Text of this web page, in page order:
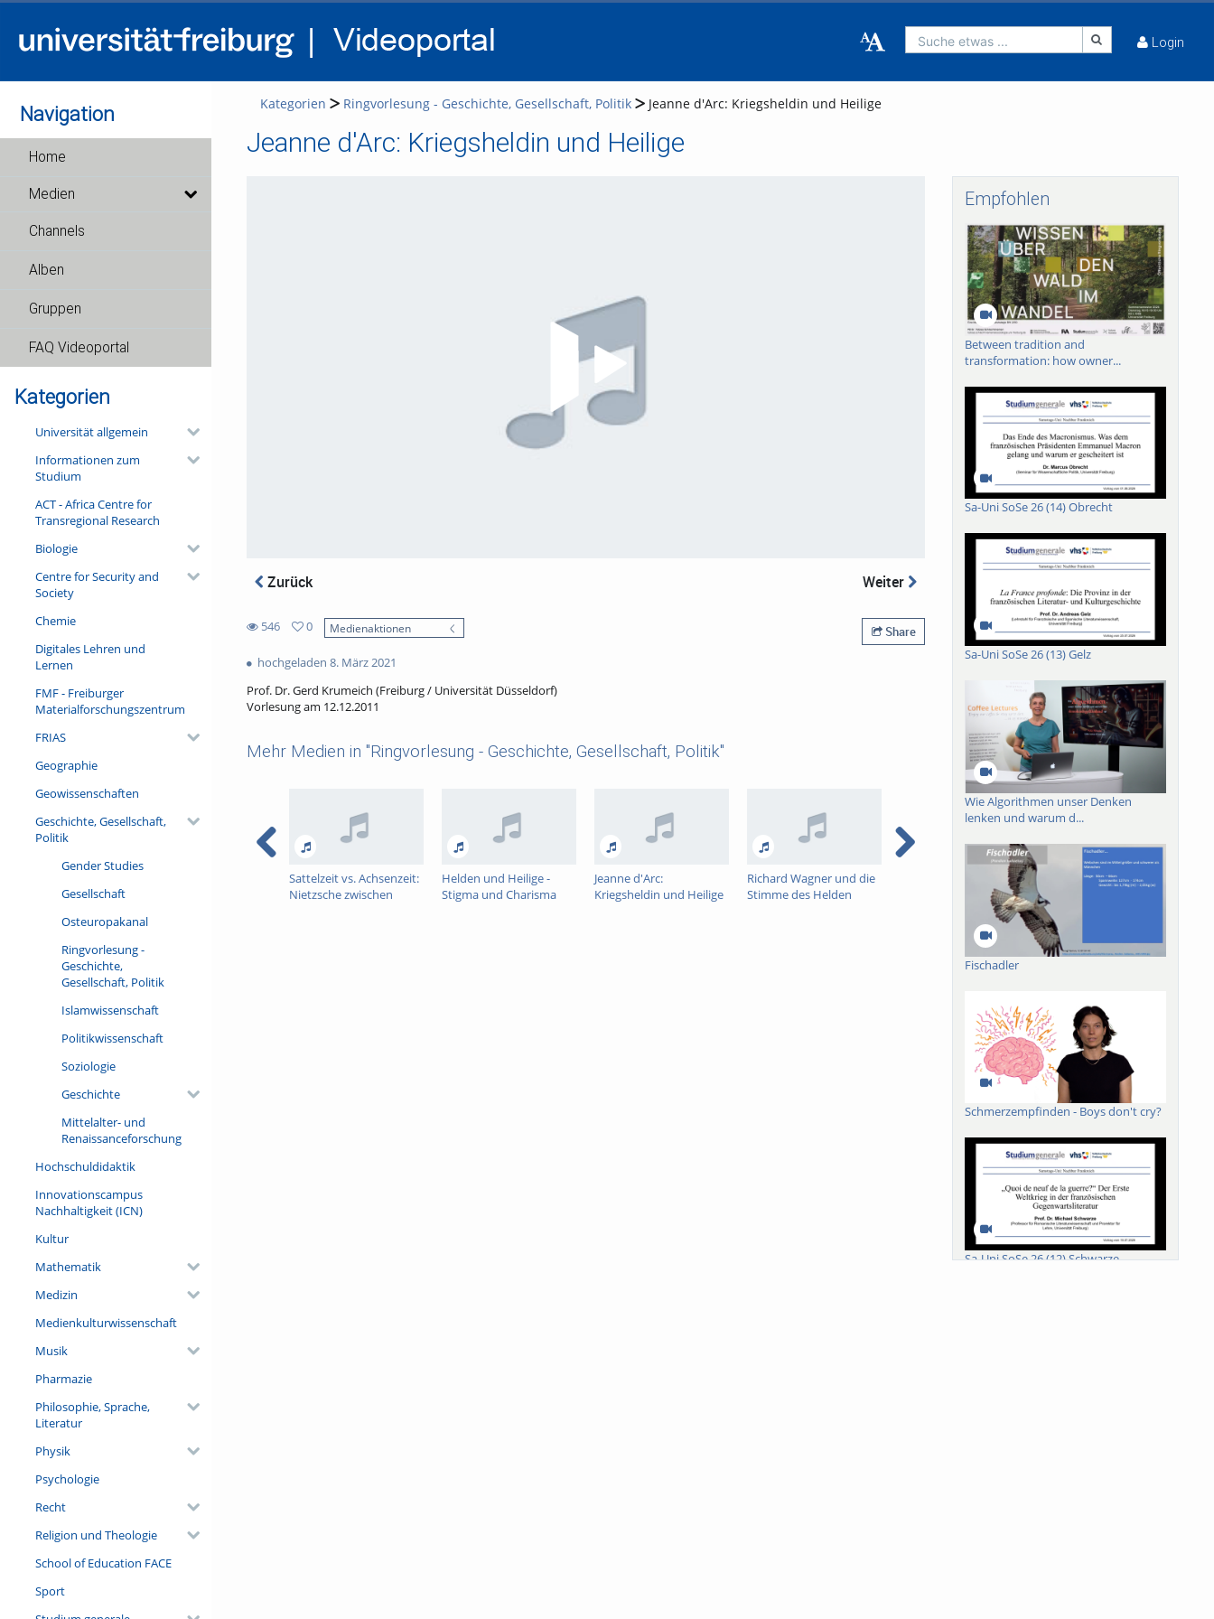
Suche etwas ... Login
Navigation
Home
Medien
Channels
Alben
Gruppen
FAQ Videoportal
Kategorien
Universität allgemein
Informationen zum
Studium
ACT - Africa Centre for
Transregional Research
Biologie
Centre for Security and
Society
Chemie
Digitales Lehren und
Lernen
FMF - Freiburger
Materialforschungszentrum
FRIAS
Geographie
Geowissenschaften
Geschichte, Gesellschaft,
Politik
Gender Studies
Gesellschaft
Osteuropakanal
Ringvorlesung -
Geschichte,
Gesellschaft, Politik
Islamwissenschaft
Politikwissenschaft
Soziologie
Geschichte
Mittelalter- und
Renaissanceforschung
Hochschuldidaktik
Innovationscampus
Nachhaltigkeit (ICN)
Kultur
Mathematik
Medizin
Medienkulturwissenschaft
Musik
Pharmazie
Philosophie, Sprache,
Literatur
Physik
Psychologie
Recht
Religion und Theologie
School of Education FACE
Sport
Kategorien Ringvorlesung - Geschichte, Gesellschaft, Politik Jeanne d'Arc: Kriegsheldin und Heilige
Jeanne d'Arc: Kriegsheldin und Heilige
Zurück Weiter
546
views
0
favorites
Medienaktionen
Share
hochgeladen 8. März 2021
Prof. Dr. Gerd Krumeich (Freiburg / Universität Düsseldorf)
Vorlesung am 12.12.2011
Mehr Medien in "Ringvorlesung - Geschichte, Gesellschaft, Politik"
Sattelzeit vs. Achsenzeit:
Nietzsche zwischen
Helden und Heilige -
Stigma und Charisma
Jeanne d'Arc:
Kriegsheldin und Heilige
Richard Wagner und die
Stimme des Helden
Zwischen Bildnispolitik
und Idolatrie: Die
Statuen Papst Bonifaz’
Friede durch
Jahrhunderts
Empfohlen
Between tradition and
transformation: how owner...
Sa-Uni SoSe 26 (14) Obrecht
Sa-Uni SoSe 26 (13) Gelz
Wie Algorithmen unser Denken
lenken und warum d...
Fischadler
Schmerzempfinden - Boys don't cry?
Sa-Uni SoSe 26 (12) Schwarze